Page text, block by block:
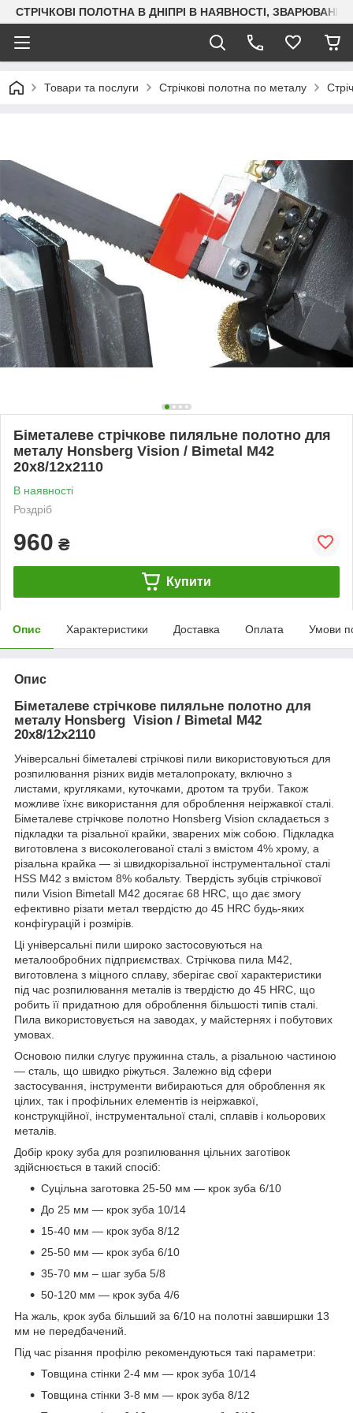
СТРІЧКОВІ ПОЛОТНА В ДНІПРІ В НАЯВНОСТІ,
Товари та послуги Стрічкові полотна по металу
Біметалеве стрічкове пиляльне полотно для
металу Honsberg Vision / Bimetal M42
20х8/12х2110
В наявності
Роздріб
960 ₴
Купити
Опис Характеристики Доставка Оплата Умови
Опис
Біметалеве стрічкове пиляльне полотно для
металу Honsberg Vision / Bimetal M42
20х8/12х2110
Універсальні біметалеві стрічкові пили використовуються для
розпилювання різних видів металопрокату, включно з
листами, кругляками, куточками, дротом та труби. Також
можливе їхнє використання для оброблення неіржавкої сталі.
Біметалеве стрічкове полотно Honsberg Vision складається з
підкладки та різальної крайки, зварених між собою. Підкладка
виготовлена з високолегованої сталі з вмістом 4% хрому, а
різальна крайка — зі швидкорізальної інструментальної сталі
HSS M42 з вмістом 8% кобальту. Твердість зубців стрічкової
пили Vision Bimetall M42 досягає 68 HRC, що дає змогу
ефективно різати метал твердістю до 45 HRC будь-яких
конфігурацій і розмірів.
Ці універсальні пили широко застосовуються на
металообробних підприємствах. Стрічкова пила M42,
виготовлена з міцного сплаву, зберігає свої характеристики
під час розпилювання металів із твердістю до 45 HRC, що
робить її придатною для оброблення більшості типів сталі.
Пила використовується на заводах, у майстернях і побутових
умовах.
Основою пилки слугує пружинна сталь, а різальною частиною
— сталь, що швидко ріжуться. Залежно від сфери
застосування, інструменти вибираються для оброблення як
цілих, так і профільних елементів із неіржавкої,
конструкційної, інструментальної сталі, сплавів і кольорових
металів.
Добір кроку зуба для розпилювання цільних заготівок
здійснюється в такий спосіб:
Суцільна заготовка 25-50 мм — крок зуба 6/10
До 25 мм — крок зуба 10/14
15-40 мм — крок зуба 8/12
25-50 мм — крок зуба 6/10
35-70 мм – шаг зуба 5/8
50-120 мм — крок зуба 4/6
На жаль, крок зуба більший за 6/10 на полотні завширшки 13
мм не передбачений.
Під час різання профілю рекомендуються такі параметри:
Товщина стінки 2-4 мм — крок зуба 10/14
Товщина стінки 3-8 мм — крок зуба 8/12